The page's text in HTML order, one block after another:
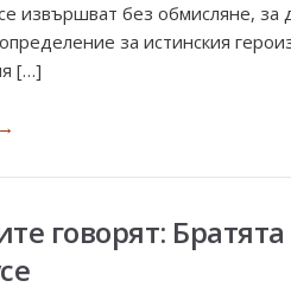
извършват без обмисляне,
за истинския
[…]
→
говорят: